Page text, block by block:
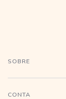
SOBRE
História
CONTA